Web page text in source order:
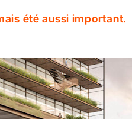
été aussi important.